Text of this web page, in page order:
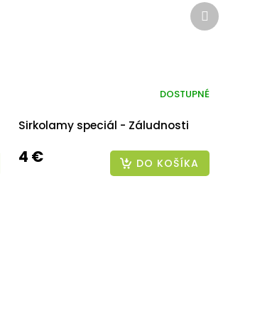
Sirkolamy speciál - Záludnosti
DOSTUPNÉ
4 € DO KOŠÍKA
Ďalší
produkt